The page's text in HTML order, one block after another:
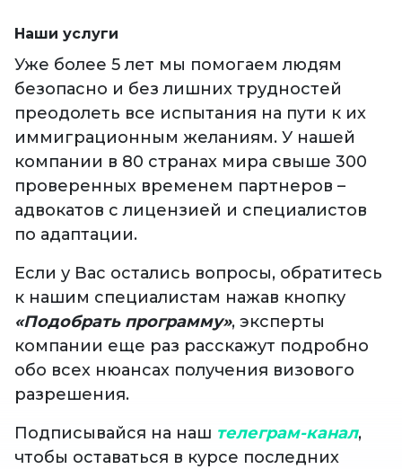
Наши услуги
Уже более 5 лет мы помогаем людям
безопасно и без лишних трудностей
преодолеть все испытания на пути к их
иммиграционным желаниям. У нашей
компании в 80 странах мира свыше 300
проверенных временем партнеров –
адвокатов с лицензией и специалистов
по адаптации.
Если у Вас остались вопросы, обратитесь
к нашим специалистам нажав кнопку
«Подобрать программу», эксперты
компании еще раз расскажут подробно
обо всех нюансах получения визового
разрешения.
Подписывайся на наш телеграм-канал,
чтобы оставаться в курсе последних